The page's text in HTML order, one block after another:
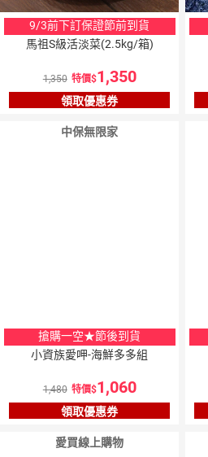
9/3前下訂保證節前到貨
馬祖S級活淡菜(2.5kg/箱)
1,350 特價 1,350
領取優惠券
中保無限家
搶購一空★節後到貨
小資族愛呷-海鮮多多組
1,480 特價 1,060
領取優惠券
愛買線上購物